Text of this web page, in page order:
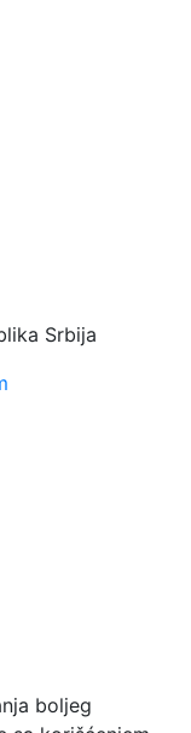
Srbija
boljeg